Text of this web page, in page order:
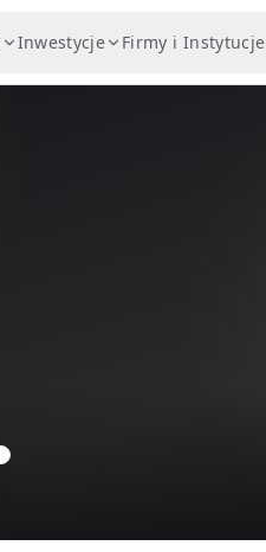
Inwestycje Firmy i Instytucje